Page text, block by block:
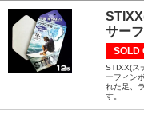
サー
SOLD
STIXX(ス
ーフィン
れた足、
す。